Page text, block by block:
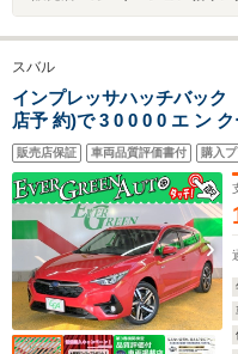
スバル
インプレッサハッチバッ
店予 約)で 3 0 0 0 0 エ ン
世代アイサイト 全周囲モニ
ーター ETC2.0 Bluetooth
アルミペダル LEDライト
販売店保証 車両品質評価書付 購入